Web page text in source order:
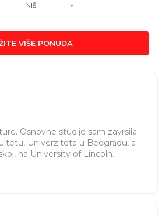
Niš
VIŠE PONUDA
Osnovne studije sam zavrsila
Univerziteta u Beogradu, a
na University of Lincoln.
od 18. godine, kroz studije i
reklamne materijale, vizit kartice,
Za sve informacije me